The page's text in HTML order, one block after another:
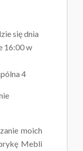
się dnia
16:00 w
4
moich
Mebli